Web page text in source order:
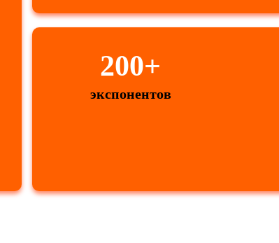
200+
экспонентов